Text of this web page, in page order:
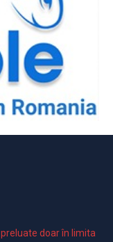
doar în limita